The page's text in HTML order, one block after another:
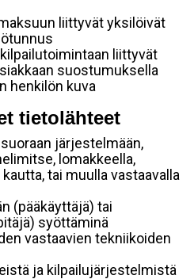
liittyvät yksilöivät
liittyvät
suostumuksella
henkilön kuva
tietolähteet
järjestelmään,
lomakkeella,
tai muulla vastaavalla
(pääkäyttäjä) tai
syöttäminä
vastaavien tekniikoiden
ja kilpailujärjestelmistä